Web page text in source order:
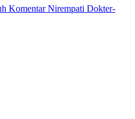
Komentar Nirempati Dokter-